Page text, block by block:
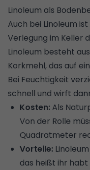
Linoleum als
Auch bei Linoleum
Verlegung im Keller
Linoleum besteht
Korkmehl, das auf
Bei Feuchtigkeit
schnell und wirft
Kosten: Als
Von der Rolle
Quadratmeter
Vorteile:
das heißt ihr